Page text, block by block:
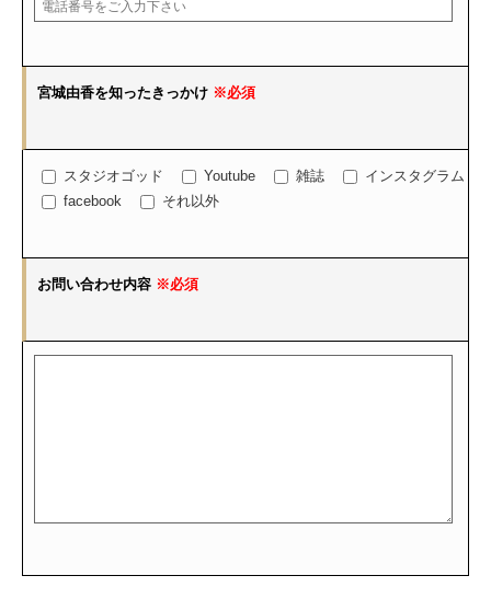
宮城由香を知ったきっかけ ※必須
スタジオゴッド Youtube 雑誌
インスタグラム
facebook
それ以外
お問い合わせ内容 ※必須